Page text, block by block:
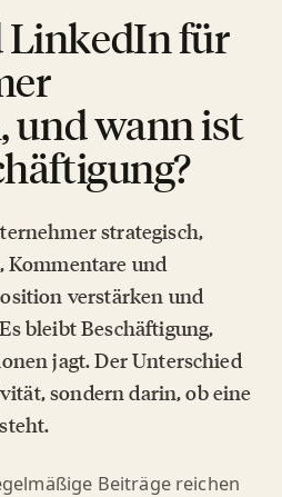
LinkedIn für
und wann ist
strategisch,
Kommentare und
verstärken und
bleibt Beschäftigung,
jagt. Der Unterschied
sondern darin, ob eine
Beiträge reichen